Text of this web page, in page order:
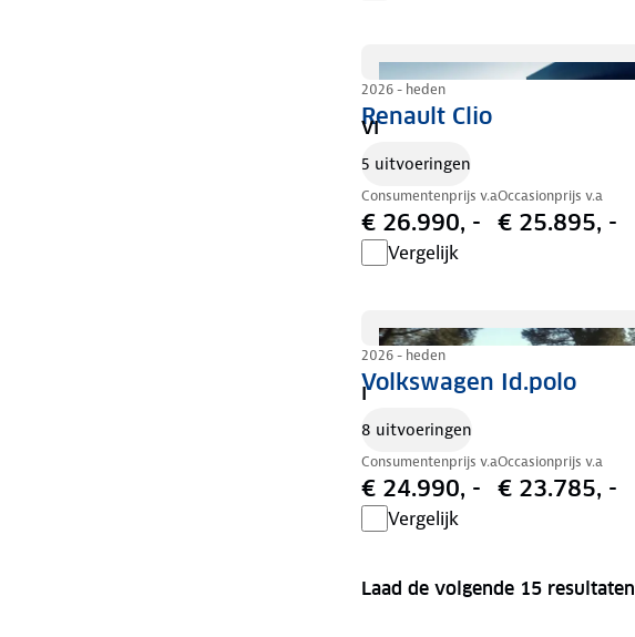
Renault Clio
2026 - heden
VI
5 uitvoeringen
Consumentenprijs v.a
€ 26.990, -
Occasionprijs v.a
€ 25.895, -
Vergelijk
Volkswagen Id.polo
2026 - heden
I
8 uitvoeringen
Consumentenprijs v.a
€ 24.990, -
Occasionprijs v.a
€ 23.785, -
Vergelijk
Laad de volgende 15 resultaten